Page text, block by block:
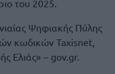
του 2025.
Ψηφιακής Πύλης
κωδικών Taxisnet,
Ελιάς» – gov.gr.